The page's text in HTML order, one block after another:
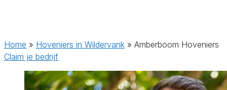
Home » Hoveniers in Wildervank » Amberboom Hoveniers
Claim je bedrijf